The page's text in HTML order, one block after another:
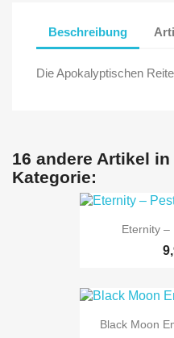
Beschreibung
Die Apokalyptischen
16 andere Artikel
Kategorie:
Eternity –
Black Moon